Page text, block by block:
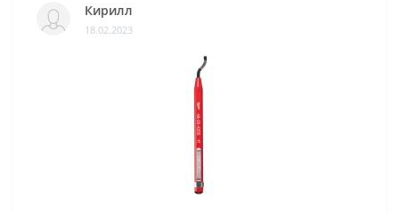
Кирилл
18.02.2023